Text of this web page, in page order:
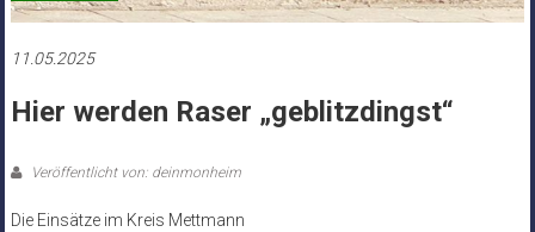
11.05.2025
Hier werden Raser „geblitzdingst“
Veröffentlicht von: deinmonheim
Die Einsätze im Kreis Mettmann